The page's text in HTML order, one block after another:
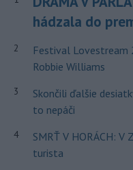
hádzala do
2
Festival Lovestream
Robbie Williams
3
Skončili ďalšie
to nepáči
4
SMRŤ V HORÁCH:
turista